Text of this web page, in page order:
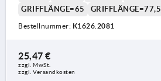
GRIFFLÄNGE=65
GRIFFLÄNGE=77,5
Bestellnummer: K1626.2081
25,47 €
zzgl. MwSt.
zzgl. Versandkosten